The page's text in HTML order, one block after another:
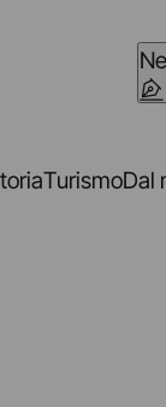
TurismoDal